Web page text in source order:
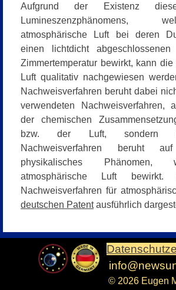
Aufgrund der Existenz
Lumineszenzphänomens,
atmosphärische Luft bei deren
einen lichtdicht
Zimmertemperatur bewirkt, kann
Luft qualitativ nachgewiesen
Nachweisverfahren beruht dabei
verwendeten Nachweisverfahren,
der chemischen
bzw. der Luft, sondern
Nachweisverfahren beruht
physikalisches Phänomen,
atmosphärische Luft
Nachweisverfahren für
deutschen Patentausführlich
© 2026 Eugen